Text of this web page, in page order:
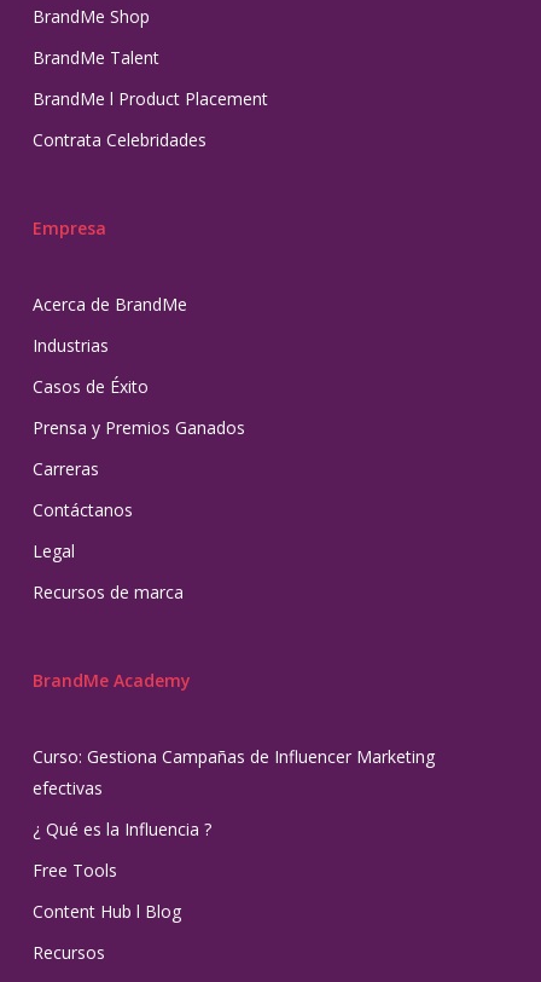
BrandMe Shop
BrandMe Talent
BrandMe l Product Placement
Contrata Celebridades
Empresa
Acerca de BrandMe
Industrias
Casos de Éxito
Prensa y Premios Ganados
Carreras
Contáctanos
Legal
Recursos de marca
BrandMe Academy
Curso: Gestiona Campañas de Influencer Marketing
efectivas
¿ Qué es la Influencia ?
Free Tools
Content Hub l Blog
Recursos